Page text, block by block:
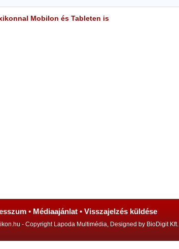
Mobilon és Tableten is
• Médiaajánlat • Visszajelzés küldése
- Copyright Lapoda Multimédia, Designed by BioDigit Kft.